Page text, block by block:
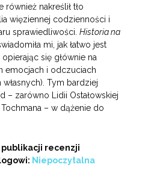
również nakreślił tło
więziennej codzienności i
sprawiedliwości. Historia na
mi, jak łatwo jest
się głównie na
emocjach i odczuciach
Tym bardziej
– zarówno Lidii Ostałowskiej
– w dążenie do
publikacji recenzji
Niepoczytalna